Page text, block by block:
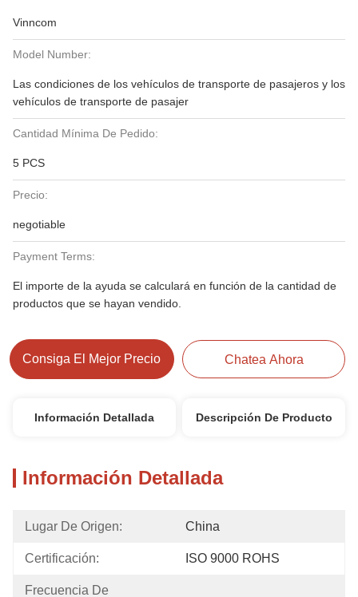
Vinncom
Model Number:
Las condiciones de los vehículos de transporte de pasajeros y los
vehículos de transporte de pasajer
Cantidad Mínima De Pedido:
5 PCS
Precio:
negotiable
Payment Terms:
El importe de la ayuda se calculará en función de la cantidad de
productos que se hayan vendido.
Consiga El Mejor Precio Chatea Ahora
Información Detallada Descripción De Producto
Información Detallada
Lugar De Origen: China
Certificación: ISO 9000 ROHS
Frecuencia De